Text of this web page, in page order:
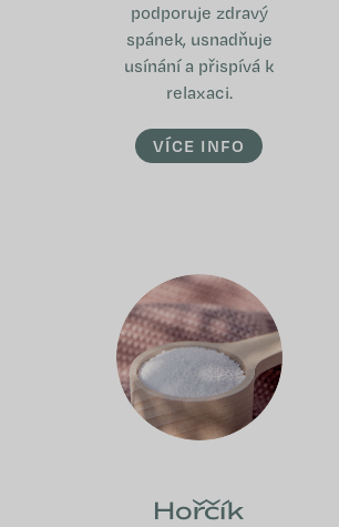
podporuje zdravý
spánek, usnadňuje
usínání a přispívá k
relaxaci.
VÍCE INFO
Hořčík